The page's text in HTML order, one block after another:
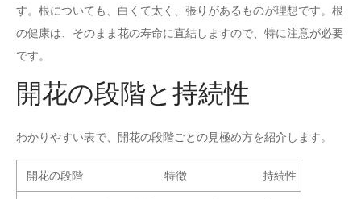
す。根についても、白くて太く、張りがあるものが理想です。根
の健康は、そのまま花の寿命に直結しますので、特に注意が必要
です。
開花の段階と持続性
わかりやすい表で、開花の段階ごとの見極め方を紹介します。
開花の段階 特徴 持続性